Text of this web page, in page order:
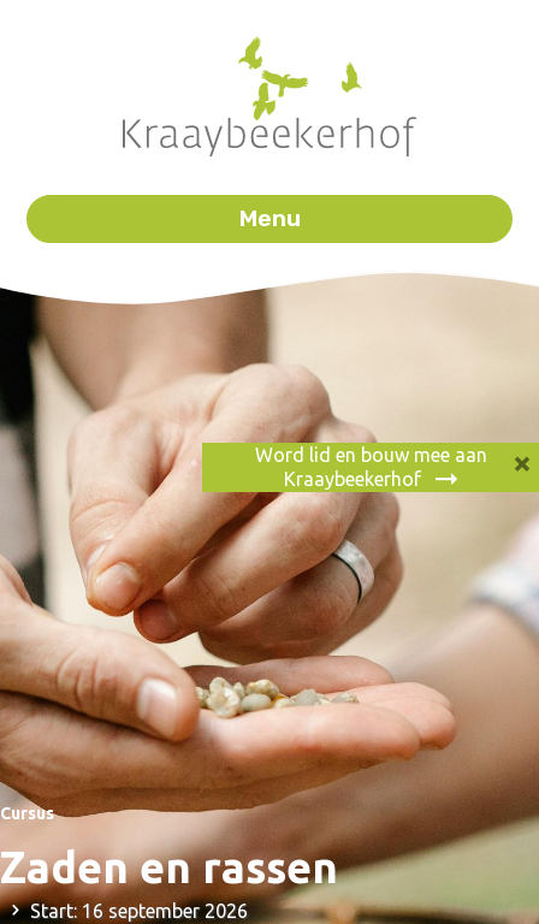
Menu
Cursus
Zaden en rassen
Start: 16 september 2026
Word lid en bouw mee aan
Kraaybeekerhof
×